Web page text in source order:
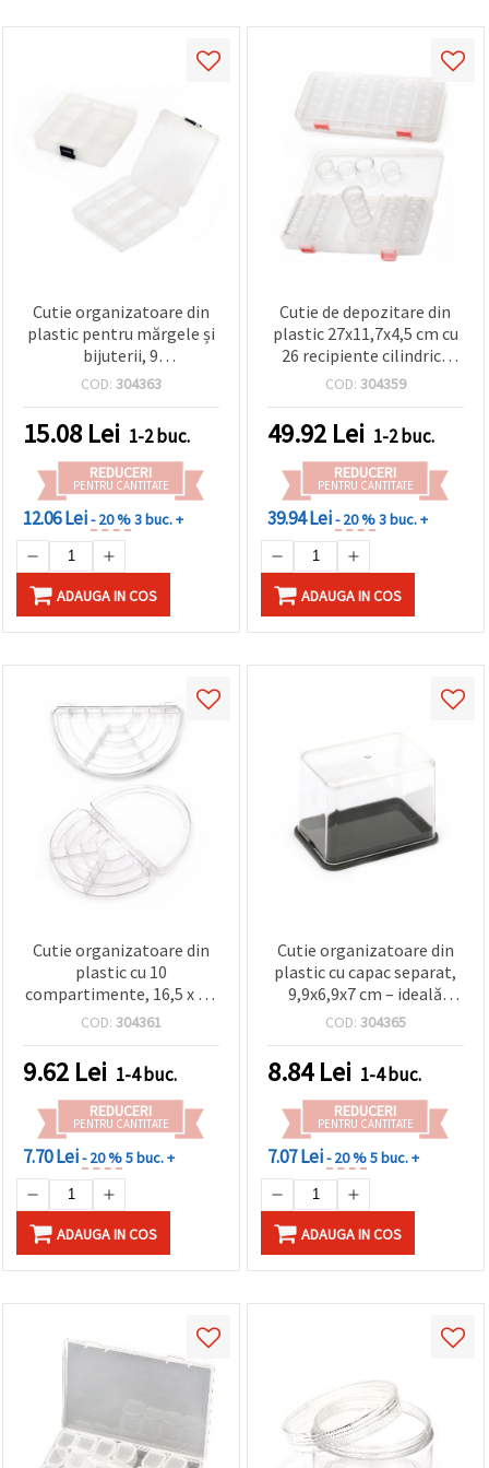
Cutie organizatoare din
plastic pentru mărgele și
bijuterii, 9
compartimente, 13,6 x
pentru proiecte hobby,
DIY și meșteșuguri
handmade
COD: 304363
15.08 Lei 1-2 buc.
REDUCERI
PENTRU CANTITATE
12.06 Lei- 20 %3 buc. +
ADAUGA IN COS
Cutie de depozitare din
plastic 27x11,7x4,5 cm cu
26 recipiente cilindrice
mici 3,8x2,1 cm și 2
3,8x4,8 cm – organizator
craft pentru mărgele și
accesorii DIY
COD: 304359
49.92 Lei 1-2 buc.
REDUCERI
PENTRU CANTITATE
39.94 Lei- 20 %3 buc. +
ADAUGA IN COS
Cutie organizatoare din
plastic cu 10
compartimente, 16,5 x 9 x
2,2 cm – perfectă pentru
bijuterii și proiecte DIY,
hobby și handmade
COD: 304361
9.62 Lei 1-4 buc.
REDUCERI
PENTRU CANTITATE
7.70 Lei- 20 %5 buc. +
ADAUGA IN COS
Cutie organizatoare din
plastic cu capac separat,
9,9x6,9x7 cm – ideală
pentru mărgele, piese
bijuterii și materiale
DIY/handmade
COD: 304365
8.84Lei 1-4 buc.
REDUCERI
PENTRU CANTITATE
7.07 Lei- 20 %5 buc. +
ADAUGA IN COS